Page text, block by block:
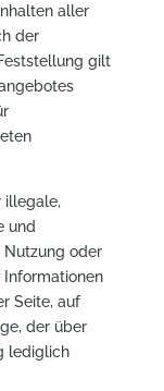
aller
der
gilt
illegale,
und
Nutzung oder
Seite, auf
der über
lediglich